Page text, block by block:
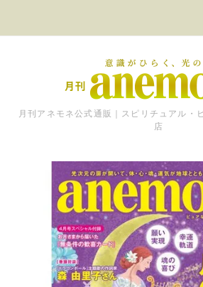
月刊アネモネ公式通販｜スピリチュアル・
店